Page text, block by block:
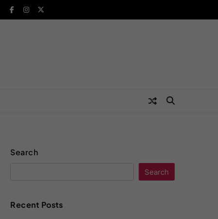
Search
Search
Recent Posts